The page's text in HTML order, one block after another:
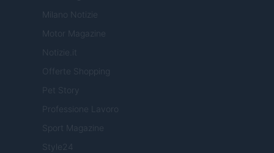
Milano Notizie
Motor Magazine
Notizie.it
Offerte Shopping
Pet Story
Professione Lavoro
Sport Magazine
Style24